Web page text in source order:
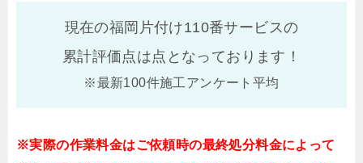
現在の福岡片付け110番サービスの
累計評価点は点となっております！
※最新100件施工アンケート平均
※実際の作業料金はご依頼時の最終処分料金によって